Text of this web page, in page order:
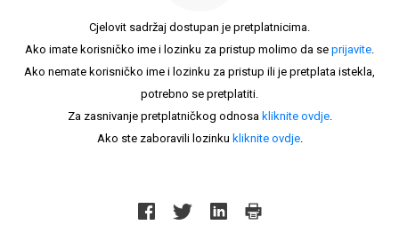
Cjelovit sadržaj dostupan je pretplatnicima.
Ako imate korisničko ime i lozinku za pristup molimo da se prijavite.
Ako nemate korisničko ime i lozinku za pristup ili je pretplata istekla,
potrebno se pretplatiti.
Za zasnivanje pretplatničkog odnosa kliknite ovdje.
Ako ste zaboravili lozinku kliknite ovdje.